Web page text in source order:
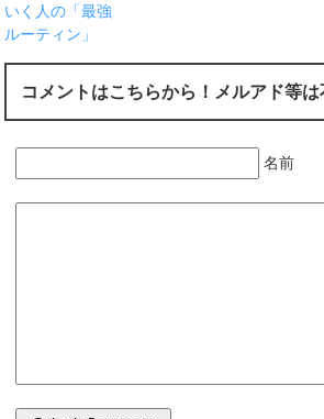
いく人の「最強
ルーティン」
コメントはこちらから！メルアド等は
名前